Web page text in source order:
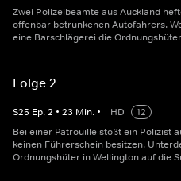
Zwei Polizeibeamte aus Auckland
offenbar betrunkenen Autofahrers.
eine Barschlägerei die
Folge 2
S25 Ep.2 • 23 Min. • HD
12
Bei einer Patrouille stößt ein Polizist
keinen Führerschein besitzen.
Ordnungshüter in Wellington auf die